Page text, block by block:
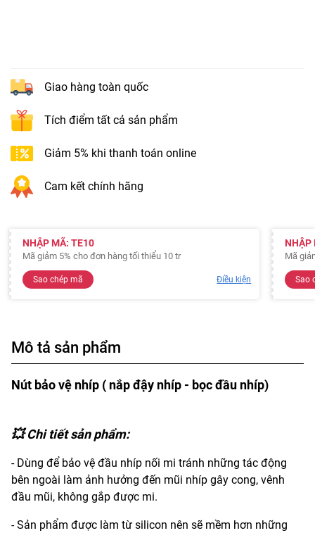
Giao hàng toàn quốc
Tích điểm tất cả sản phẩm
Giảm 5% khi thanh toán online
Cam kết chính hãng
NHẬP MÃ: TE10
Mã giảm 5% cho đơn hàng tối thiểu 10 tr
Sao chép mã Điều kiện
NHẬP
Mã
Sao
Mô tả sản phẩm
Nút bảo vệ nhíp ( nắp đậy nhíp - bọc đầu nhíp)
💥 Chi tiết sản phẩm:
- Dùng để bảo vệ đầu nhíp nối mi tránh những tác động
bên ngoài làm ảnh hưởng đến mũi nhíp gây cong, vênh
đầu mũi, không gắp được mi.
- Sản phẩm được làm từ silicon nên sẽ mềm hơn những